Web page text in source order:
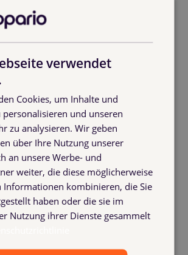
verwendet
Cookies, um Inhalte und
personalisieren und unseren
zu analysieren. Wir geben
über Ihre Nutzung unserer
an unsere Werbe- und
weiter, die diese möglicherweise
Informationen kombinieren, die Sie
haben oder die sie im
Nutzung ihrer Dienste gesammelt